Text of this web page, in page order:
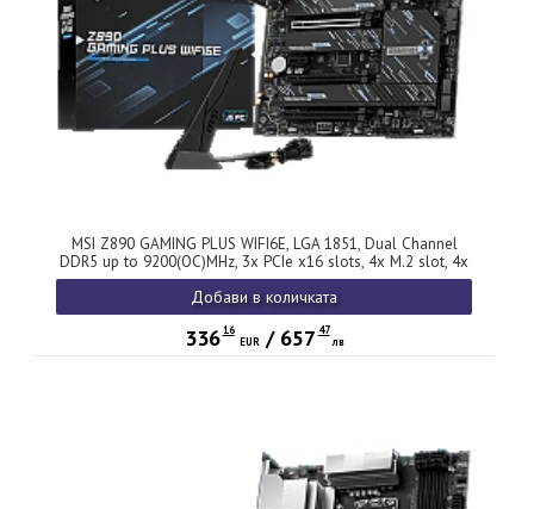
MSI Z890 GAMING PLUS WIFI6E, LGA 1851, Dual Channel
DDR5 up to 9200(OC)MHz, 3x PCIe x16 slots, 4x M.2 slot, 4x
USB 2.0, 2x USB 3.2 Gen 1, 1x USB 3.2 Gen 2, 1x USB 3.2
Gen 2 Type-C, 1x HDMI, 1x DP, 5Gbps LAN, WIFI6E, 7.1 Audio,
3Y
Добави в количката
336 16
EUR/ 657 47
лв